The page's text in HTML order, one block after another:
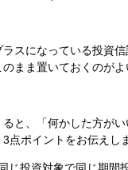
ラスになっている投資
まま置いておくのが
と、「何かした方が
点ポイントをお伝えし
じ投資対象で同じ期